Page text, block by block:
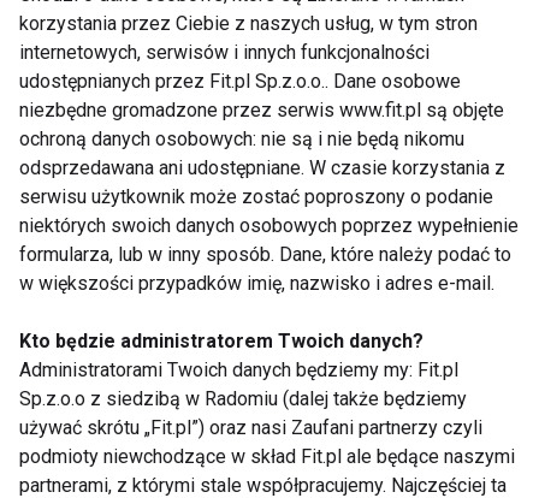
pracy i przynajmniej po 30 minutach, przejść się po
domu. Dobrym ćwiczeniem jest także odchylanie
tułowia do tyłu, tak by kręgosłup mógł rozluźnić
mięśnie i odpocząć.
www.fit.pl
KRĘGOSŁUP PROBLEMY Z KRĘGOSŁUPEM
BÓLE KRĘGOSŁUPA BÓL KRĘGOSŁUPA
ĆWICZENIA
korzystania przez Ciebie z naszych usług, w tym stron
internetowych, serwisów i innych funkcjonalności
udostępnianych przez Fit.pl Sp.z.o.o.. Dane osobowe
niezbędne gromadzone przez serwis www.fit.pl są objęte
ochroną danych osobowych: nie są i nie będą nikomu
odsprzedawana ani udostępniane. W czasie korzystania z
serwisu użytkownik może zostać poproszony o podanie
niektórych swoich danych osobowych poprzez wypełnienie
formularza, lub w inny sposób. Dane, które należy podać to
w większości przypadków imię, nazwisko i adres e-mail.
Kto będzie administratorem Twoich danych?
Administratorami Twoich danych będziemy my: Fit.pl
Sp.z.o.o z siedzibą w Radomiu (dalej także będziemy
używać skrótu „Fit.pl”) oraz nasi Zaufani partnerzy czyli
podmioty niewchodzące w skład Fit.pl ale będące naszymi
partnerami, z którymi stale współpracujemy. Najczęściej ta